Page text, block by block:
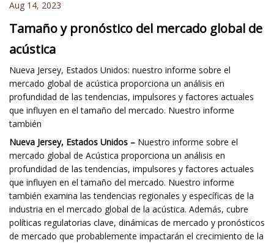
Aug 14, 2023
Tamaño y pronóstico del mercado global de
acústica
Nueva Jersey, Estados Unidos: nuestro informe sobre el
mercado global de acústica proporciona un análisis en
profundidad de las tendencias, impulsores y factores actuales
que influyen en el tamaño del mercado. Nuestro informe
también
Nueva Jersey, Estados Unidos – Nuestro informe sobre el
mercado global de Acústica proporciona un análisis en
profundidad de las tendencias, impulsores y factores actuales
que influyen en el tamaño del mercado. Nuestro informe
también examina las tendencias regionales y específicas de la
industria en el mercado global de la acústica. Además, cubre
políticas regulatorias clave, dinámicas de mercado y pronósticos
de mercado que probablemente impactarán el crecimiento de la